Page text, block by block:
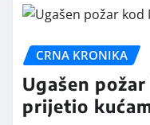
CRNA KRONIKA
Ugašen
prijetio